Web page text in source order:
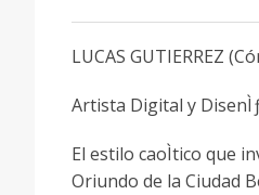
LUCAS GUTIERREZ
Artista Digital y
El estilo caoÌtico que
Oriundo de la Ciudad